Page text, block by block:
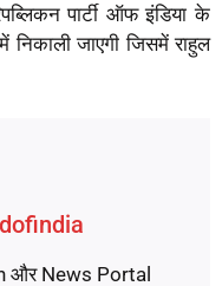
पार्टी ऑफ इंडिया के
निकाली जाएगी जिसमें राहुल
और News Portal